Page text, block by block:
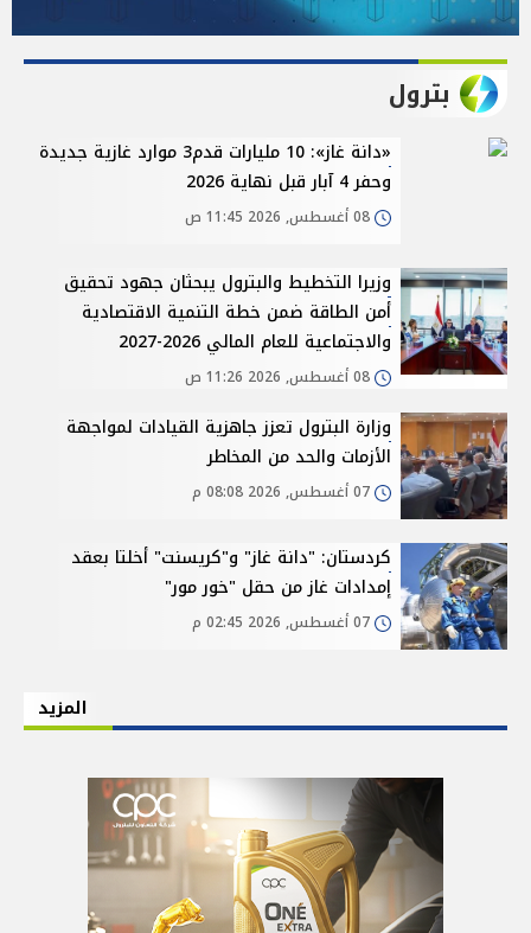
بترول
«دانة غاز»: 10 مليارات قدم3 موارد غازية جديدة
وحفر 4 آبار قبل نهاية 2026
وزيرا التخطيط والبترول يبحثان جهود تحقيق
أمن الطاقة ضمن خطة التنمية الاقتصادية
والاجتماعية للعام المالي 2026-2027
وزارة البترول تعزز جاهزية القيادات لمواجهة
الأزمات والحد من المخاطر
كردستان: "دانة غاز" و"كريسنت" أخلتا بعقد
إمدادات غاز من حقل "خور مور"
المزيد